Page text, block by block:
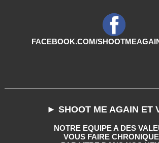
FACEBOOK.COM/
► SHOOT ME AGAIN ET
NOTRE EQUIPE A DES
VOUS FAIRE